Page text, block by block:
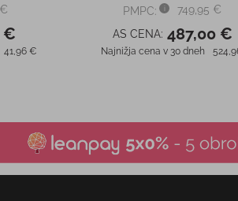
€
41,96 €
PMPC:
749,95 €
AS CENA: 487,00 €
Najnižja cena v 30 dneh